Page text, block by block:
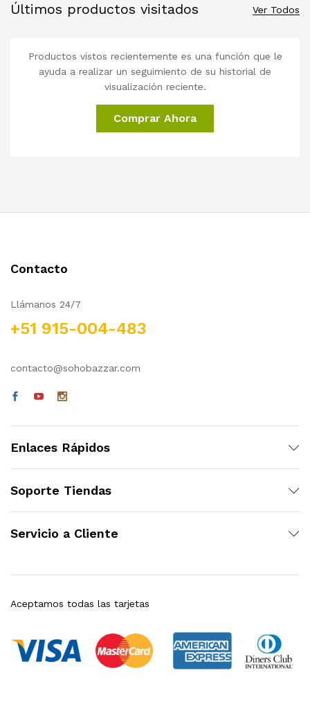
Últimos productos visitados Ver Todos
Productos vistos recientemente es una función que le
ayuda a realizar un seguimiento de su historial de
visualización reciente.
Comprar Ahora
Contacto
Llámanos 24/7
+51 915-004-483
contacto@sohobazzar.com
Enlaces Rápidos
Soporte Tiendas
Servicio a Cliente
Aceptamos todas las tarjetas